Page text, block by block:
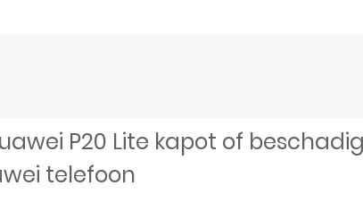
P20 Lite kapot of
telefoon